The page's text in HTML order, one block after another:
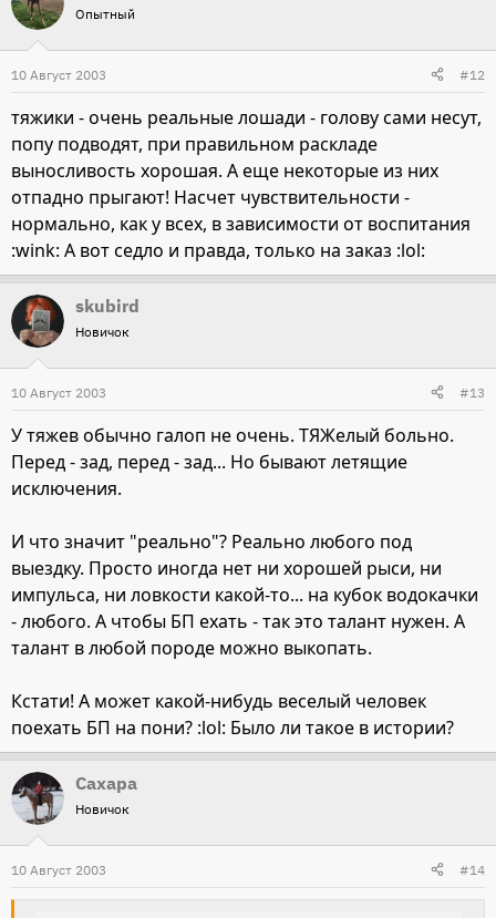
Опытный
10 Август 2003 #12
тяжики - очень реальные лошади - голову сами несут,
попу подводят, при правильном раскладе
выносливость хорошая. А еще некоторые из них
отпадно прыгают! Насчет чувствительности -
нормально, как у всех, в зависимости от воспитания
:wink: А вот седло и правда, только на заказ :lol:
skubird
Новичок
10 Август 2003 #13
У тяжев обычно галоп не очень. ТЯЖелый больно.
Перед - зад, перед - зад... Но бывают летящие
исключения.
И что значит "реально"? Реально любого под
выездку. Просто иногда нет ни хорошей рыси, ни
импульса, ни ловкости какой-то... на кубок водокачки
- любого. А чтобы БП ехать - так это талант нужен. А
талант в любой породе можно выкопать.
Кстати! А может какой-нибудь веселый человек
поехать БП на пони? :lol: Было ли такое в истории?
Сахара
Новичок
10 Август 2003 #14